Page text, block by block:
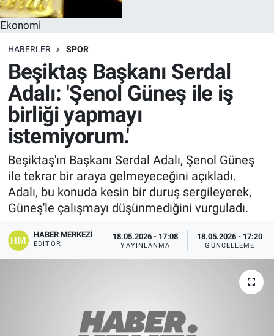
Ekonomi
HABERLER SPOR
Beşiktaş Başkanı Serdal
Adalı: 'Şenol Güneş ile iş
birliği yapmayı
istemiyorum.'
Beşiktaş'ın Başkanı Serdal Adalı, Şenol Güneş
ile tekrar bir araya gelmeyeceğini açıkladı.
Adalı, bu konuda kesin bir duruş sergileyerek,
Güneş'le çalışmayı düşünmediğini vurguladı.
HABER MERKEZI
EDITÖR
18.05.2026 - 17:08
YAYINLANMA
18.05.2026 - 17:20
GÜNCELLEME